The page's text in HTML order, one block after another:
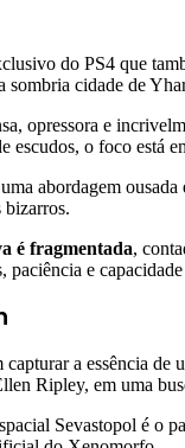
do PS4 que
sombria cidade de
opressora e
escudos, o foco está
abordagem
bizarros.
é fragmentada,
paciência e
capturar a essência de
Ripley, em uma
Sevastopol é o